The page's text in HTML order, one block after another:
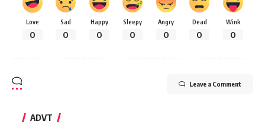
Love
0
Sad
0
Happy
0
Sleepy
0
Angry
0
Dead
0
Wink
0
Leave a Comment
ADVT